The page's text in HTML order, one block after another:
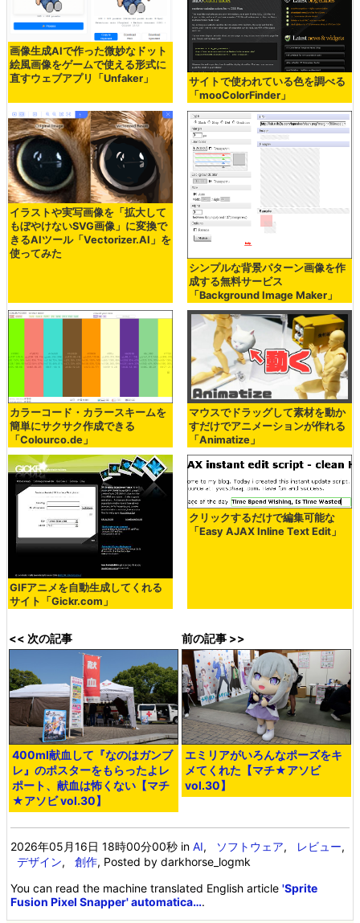
画像生成AIで作った微妙なドット
絵風画像をゲームで使える形式に
直すウェブアプリ「Unfaker」
サイトで使われている色を調べる
「mooColorFinder」
イラストや実写画像を「拡大して
もぼやけないSVG画像」に変換で
きるAIツール「Vectorizer.AI」を
使ってみた
シンプルな背景パターン画像を作
成する無料サービス
「Background Image Maker」
カラーコード・カラースキームを
簡単にサクサク作成できる
「Colourco.de」
マウスでドラッグして素材を動か
すだけでアニメーションが作れる
「Animatize」
GIFアニメを自動生成してくれる
サイト「Gickr.com」
クリックするだけで編集可能な
「Easy AJAX Inline Text Edit」
<< 次の記事
400ml献血して『なのはガンブ
レ』のポスターをもらったよレ
ポート、献血は怖くない【マチ
★アソビ vol.30】
前の記事 >>
エミリアがいろんなポーズをキ
メてくれた【マチ★アソビ
vol.30】
2026年05月16日 18時00分00秒 inAI, ソフトウェア, レビュー,
デザイン,創作, Posted by darkhorse_logmk
You can read the machine translated English article'Sprite
Fusion Pixel Snapper' automatica….